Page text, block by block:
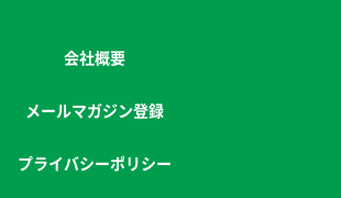
会社概要
メールマガジン登録
プライバシーポリシー